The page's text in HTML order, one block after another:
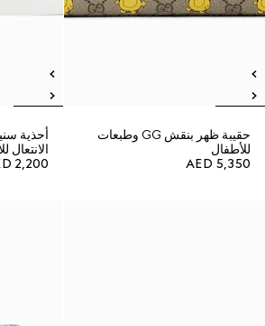
حقيبة ظهر بنقش GG وطبعات
للأطفال
AED 5,350
الانتعال
2,200